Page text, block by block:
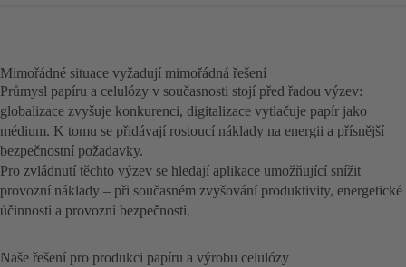
Mimořádné situace vyžadují mimořádná řešení
Průmysl papíru a celulózy v současnosti stojí před řadou výzev:
globalizace zvyšuje konkurenci, digitalizace vytlačuje papír jako
médium. K tomu se přidávají rostoucí náklady na energii a přísnější
bezpečnostní požadavky.
Pro zvládnutí těchto výzev se hledají aplikace umožňující snížit
provozní náklady – při současném zvyšování produktivity, energetické
účinnosti a provozní bezpečnosti.
Naše řešení pro produkci papíru a výrobu celulózy